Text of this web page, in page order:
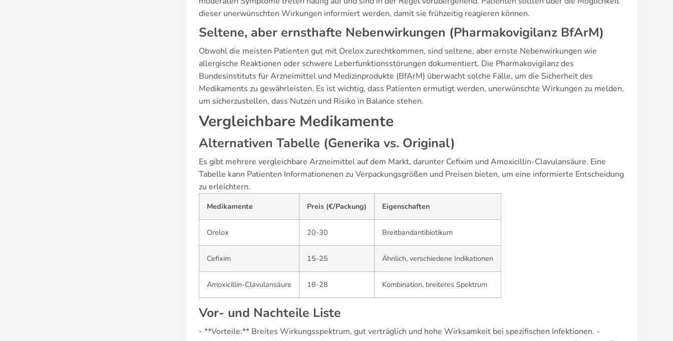
dieser unerwünschten Wirkungen informiert werden, damit sie frühzeitig reagieren können.
Seltene, aber ernsthafte Nebenwirkungen (Pharmakovigilanz BfArM)
Obwohl die meisten Patienten gut mit Orelox zurechtkommen, sind seltene, aber ernste Nebenwirkungen wie
allergische Reaktionen oder schwere Leberfunktionsstörungen dokumentiert. Die Pharmakovigilanz des
Bundesinstituts für Arzneimittel und Medizinprodukte (BfArM) überwacht solche Fälle, um die Sicherheit des
Medikaments zu gewährleisten. Es ist wichtig, dass Patienten ermutigt werden, unerwünschte Wirkungen zu melden,
um sicherzustellen, dass Nutzen und Risiko in Balance stehen.
Vergleichbare Medikamente
Alternativen Tabelle (Generika vs. Original)
Es gibt mehrere vergleichbare Arzneimittel auf dem Markt, darunter Cefixim und Amoxicillin-Clavulansäure. Eine
Tabelle kann Patienten Informationenen zu Verpackungsgrößen und Preisen bieten, um eine informierte Entscheidung
zu erleichtern.
Medikamente Preis (€/Packung) Eigenschaften
Orelox 20-30 Breitbandantibiotikum
Cefixim 15-25 Ähnlich, verschiedene Indikationen
Amoxicillin-Clavulansäure 18-28 Kombination, breiteres Spektrum
Vor- und Nachteile Liste
- **Vorteile:** Breites Wirkungsspektrum, gut verträglich und hohe Wirksamkeit bei spezifischen Infektionen. -